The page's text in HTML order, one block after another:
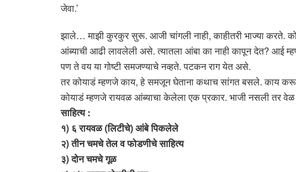
जेवा.’
झाले… माझी कुरकुर सुरू. आजी चांगली नाही, काहीतरी भाज्या करते.
आंब्याची आढी लावलेली असे. त्यातला आंबा का नाही कापून देत? आई
पण ते वय या गोष्टी समजण्याचे नव्हते. पटकन राग येत असे.
तर कोयाडं म्हणजे काय, हे समजून घेताना कथाच सांगत बसले. काय
कोयाडं म्हणजे रायवळ आंब्याचा केलेला एक प्रकार. भाजी नसली तर वेळ
साहित्य :
१) ६ रायवळ (लिटीचे) आंबे पिकलेले
२) तीन चमचे तेल व फोडणीचे साहित्य
३) दोन चमचे गूळ